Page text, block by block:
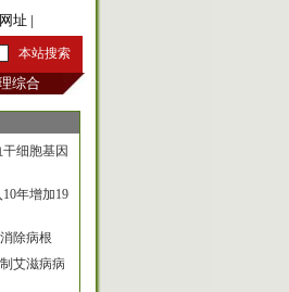
网址 |
综合
细胞基因
年增加19
除病根
艾滋病病